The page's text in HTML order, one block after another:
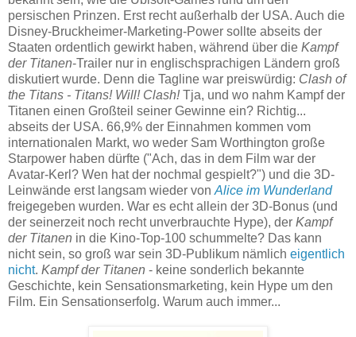
persischen Prinzen. Erst recht außerhalb der USA. Auch die
Disney-Bruckheimer-Marketing-Power sollte abseits der
Staaten ordentlich gewirkt haben, während über die Kampf
der Titanen-Trailer nur in englischsprachigen Ländern groß
diskutiert wurde. Denn die Tagline war preiswürdig: Clash of
the Titans - Titans! Will! Clash!Tja, und wo nahm Kampf der
Titanen einen Großteil seiner Gewinne ein? Richtig...
abseits der USA. 66,9% der Einnahmen kommen vom
internationalen Markt, wo weder Sam Worthington große
Starpower haben dürfte ("Ach, das in dem Film war der
Avatar-Kerl? Wen hat der nochmal gespielt?") und die 3D-
Leinwände erst langsam wieder von Alice im Wunderland
freigegeben wurden. War es echt allein der 3D-Bonus (und
der seinerzeit noch recht unverbrauchte Hype), der Kampf
der Titanen in die Kino-Top-100 schummelte? Das kann
nicht sein, so groß war sein 3D-Publikum nämlich eigentlich
nicht. Kampf der Titanen - keine sonderlich bekannte
Geschichte, kein Sensationsmarketing, kein Hype um den
Film. Ein Sensationserfolg. Warum auch immer...